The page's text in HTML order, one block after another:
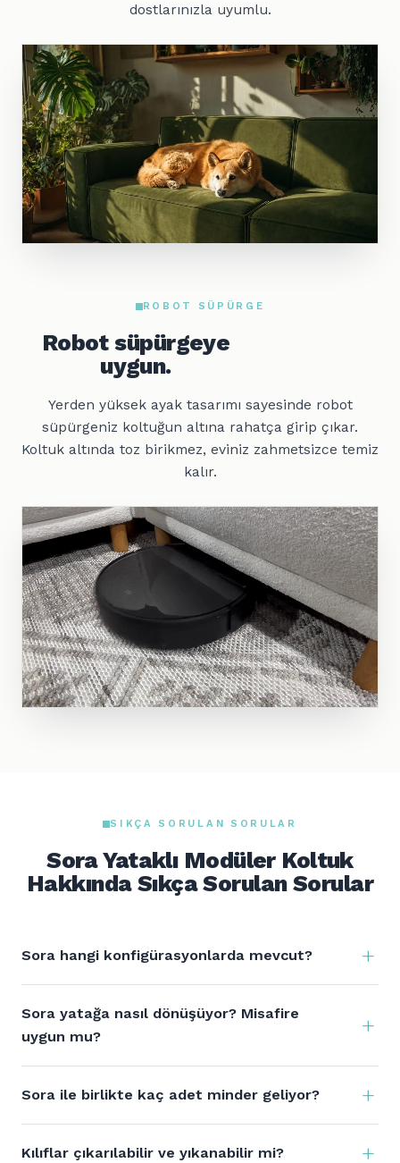
dostlarınızla uyumlu.
ROBOT SÜPÜRGE
Robot süpürgeye
uygun.
Yerden yüksek ayak tasarımı sayesinde robot
süpürgeniz koltuğun altına rahatça girip çıkar.
Koltuk altında toz birikmez, eviniz zahmetsizce temiz
kalır.
SIKÇA SORULAN SORULAR
Sora Yataklı Modüler Koltuk
Hakkında Sıkça Sorulan Sorular
Sora hangi konfigürasyonlarda mevcut?
Sora yatağa nasıl dönüşüyor? Misafire
uygun mu?
Sora ile birlikte kaç adet minder geliyor?
Kılıflar çıkarılabilir ve yıkanabilir mi?